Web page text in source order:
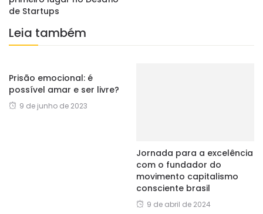
de Startups
Leia também
Prisão emocional: é
possível amar e ser livre?
9 de junho de 2023
Jornada para a excelência
com o fundador do
movimento capitalismo
consciente brasil
9 de abril de 2024